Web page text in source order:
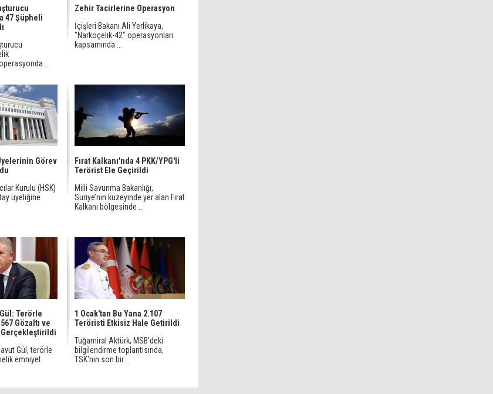
47 Şüpheli
...
Zehir Tacirlerine Operasyon
İçişleri Bakanı Ali Yerlikaya,
"Narkoçelik-42" operasyonları
kapsamında ...
Görev
Kurulu (HSK)
üyeliğine
Fırat Kalkanı'nda 4 PKK/YPG'li
Terörist Ele Geçirildi
Milli Savunma Bakanlığı,
Suriye’nin kuzeyinde yer alan Fırat
Kalkanı bölgesinde ...
Terörle
Gözaltı ve
Gerçekleştirildi
Gül, terörle
emniyet
1 Ocak'tan Bu Yana 2.107
Teröristi Etkisiz Hale Getirildi
Tuğamiral Aktürk, MSB'deki
bilgilendirme toplantısında,
TSK'nın son bir ...